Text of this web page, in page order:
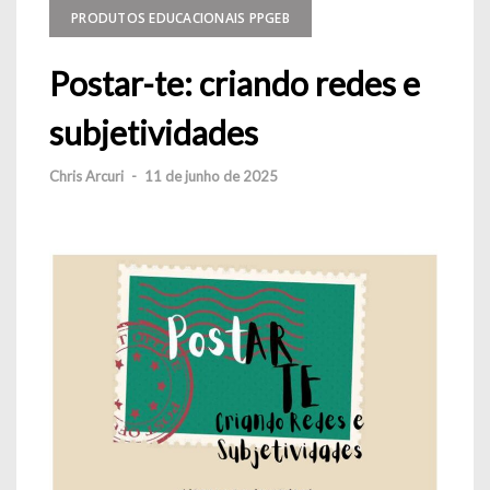
PRODUTOS EDUCACIONAIS PPGEB
Postar-te: criando redes e
subjetividades
Chris Arcuri - 11 de junho de 2025